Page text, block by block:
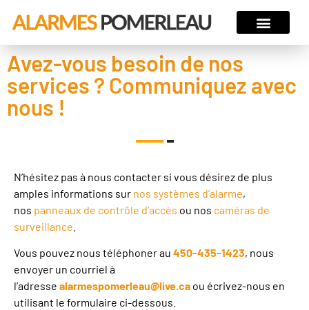
Avez-vous besoin de nos
services ? Communiquez avec
nous !
N’hésitez pas à nous contacter si vous désirez de plus
amples informations sur nos systèmes d’alarme,
nos panneaux de contrôle d’accès ou nos caméras de
surveillance
Vous pouvez nous téléphoner au 450-435-1423, nous
envoyer un courriel à
l’adresse alarmespomerleau@live.ca ou écrivez-nous en
utilisant le formulaire ci-dessous.